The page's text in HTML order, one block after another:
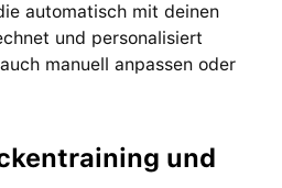
automatisch mit deinen
und personalisiert
manuell anpassen oder
und